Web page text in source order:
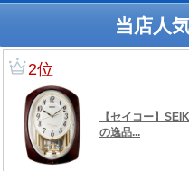
当店人